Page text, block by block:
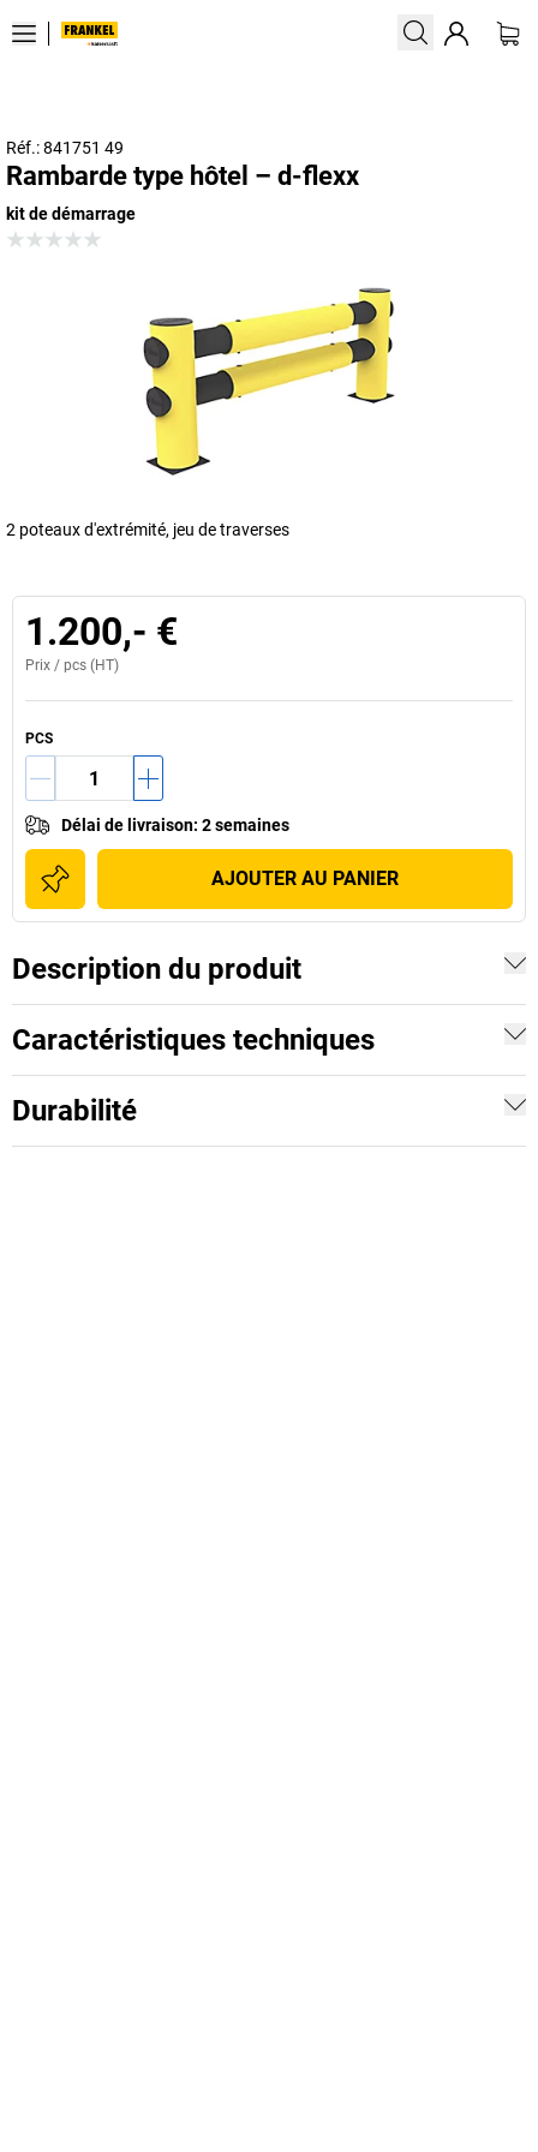
Réf.: 841751 49
Rambarde type hôtel – d-flexx
kit de démarrage
2 poteaux d'extrémité, jeu de traverses
1.200,- €
Prix / pcs (HT)
PCS
Délai de livraison: 2 semaines
AJOUTER AU PANIER
Description du produit
Caractéristiques techniques
Durabilité